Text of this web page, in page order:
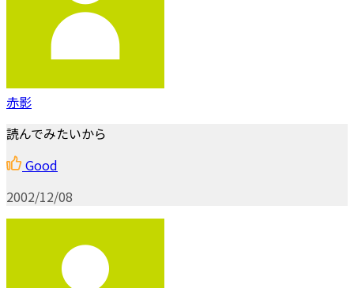
赤影
読んでみたいから
Good
2002/12/08